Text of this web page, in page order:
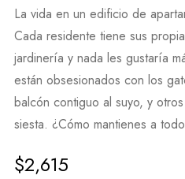
La vida en un edificio de
Cada residente tiene sus
jardinería y nada les gustaría
están obsesionados con los
balcón contiguo al suyo, y
siesta. ¿Cómo mantienes a
$2,615